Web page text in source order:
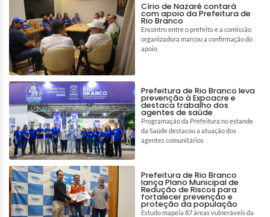
Círio de Nazaré contará
com apoio da Prefeitura de
Rio Branco
Encontro entre o prefeito e a comissão
organizadora marcou a confirmação do
apoio
Prefeitura de Rio Branco leva
prevenção à Expoacre e
destaca trabalho dos
agentes de saúde
Programação da Prefeitura no estande
da Saúde destacou a atuação dos
agentes comunitários
Prefeitura de Rio Branco
lança Plano Municipal de
Redução de Riscos para
fortalecer prevenção e
proteção da população
Estudo mapeia 87 áreas vulneráveis da